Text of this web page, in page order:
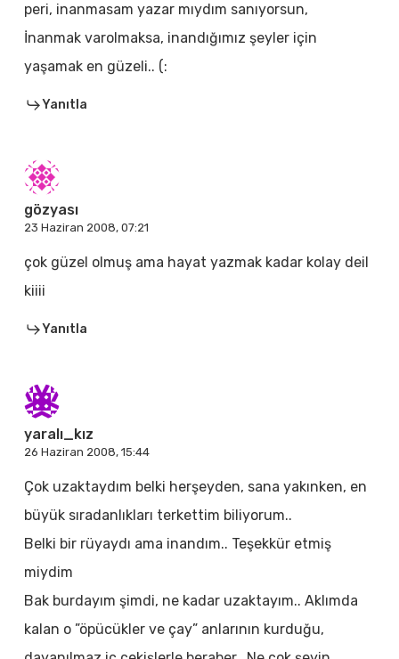
peri, inanmasam yazar mıydım sanıyorsun,
İnanmak varolmaksa, inandığımız şeyler için
yaşamak en güzeli.. (:
Yanıtla
gözyası
23 Haziran 2008, 07:21
çok güzel olmuş ama hayat yazmak kadar kolay deil
kiiii
Yanıtla
yaralı_kız
26 Haziran 2008, 15:44
Çok uzaktaydım belki herşeyden, sana yakınken, en
büyük sıradanlıkları terkettim biliyorum..
Belki bir rüyaydı ama inandım.. Teşekkür etmiş
miydim
Bak burdayım şimdi, ne kadar uzaktayım.. Aklımda
kalan o ”öpücükler ve çay” anlarının kurduğu,